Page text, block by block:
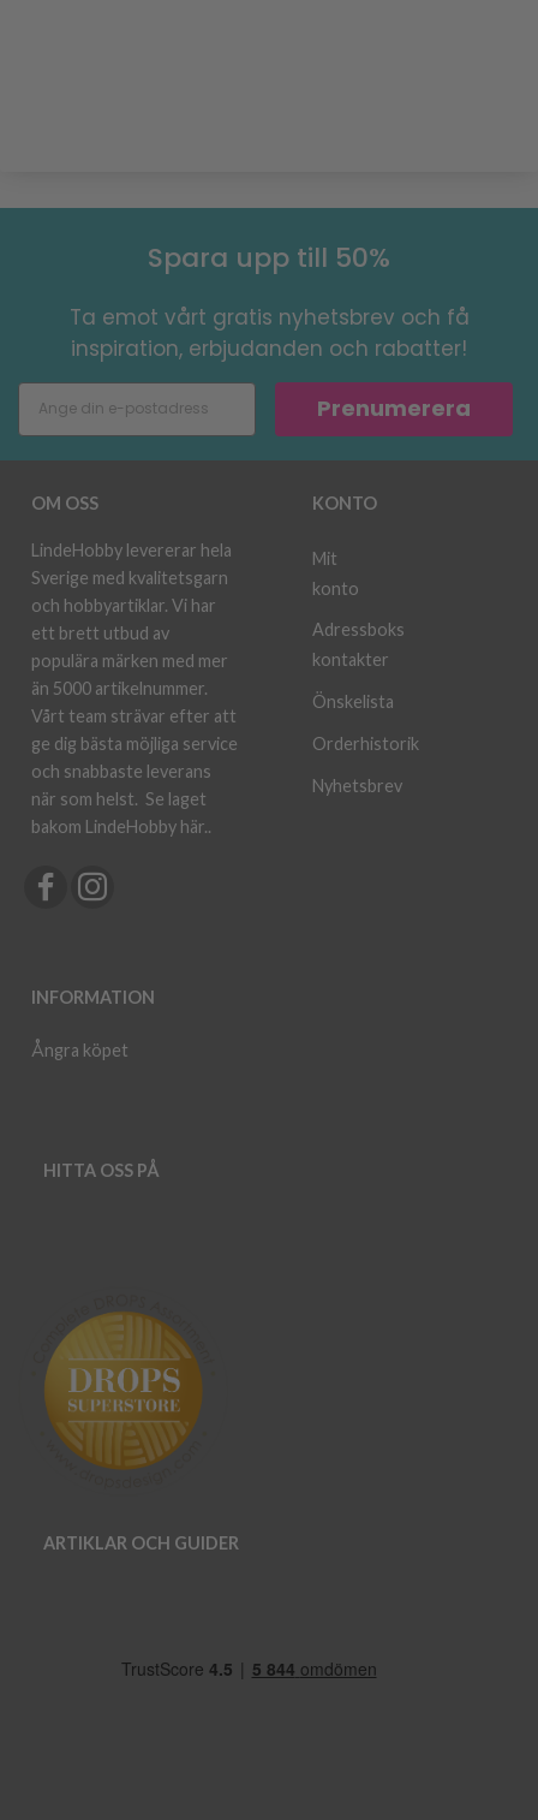
Spara upp till 50%
Ta emot vårt gratis nyhetsbrev och få
inspiration, erbjudanden och rabatter!
Prenumerera
OM OSS
LindeHobby levererar hela
Sverige med kvalitetsgarn
och hobbyartiklar. Vi har
ett brett utbud av
populära märken med mer
än 5000 artikelnummer.
Vårt team strävar efter att
ge dig bästa möjliga service
och snabbaste leverans
när som helst. Se laget
bakom LindeHobby här..
INFORMATION
Ångra köpet
KONTO
Mit
konto
Adressboks
kontakter
Önskelista
Orderhistorik
Nyhetsbrev
HITTA OSS PÅ
ARTIKLAR OCH GUIDER